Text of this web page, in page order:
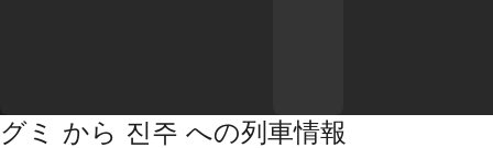
グミ から 진주 への列車情報